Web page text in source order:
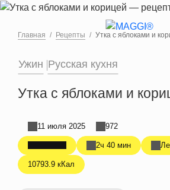
Перейти к основному содержанию
Главная Рецепты Утка с яблоками и
Ужин Русская кухня
Утка с яблоками и
2ч 40 мин
10793.9 кКал
11 июля 2025 972